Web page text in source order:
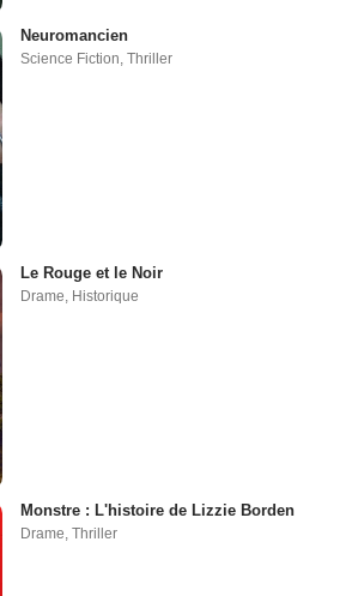
Neuromancien
Science Fiction ,Thriller
Le Rouge et le Noir
Drame, Historique
Monstre : L'histoire de Lizzie Borden
Drame,Thriller